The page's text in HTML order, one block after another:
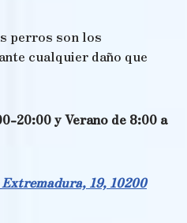
perros son los
cualquier daño que
20:00 y Verano de 8:00 a
19, 10200